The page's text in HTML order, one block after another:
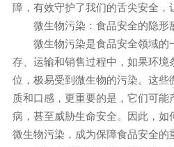
障，有效守护了我们的舌尖安全，
微生物污染：食品安全的隐形
微生物污染是食品安全领域的
存、运输和销售过程中，如果环境
位，极易受到微生物的污染。这些
质和口感，更重要的是，它们可能
病，甚至威胁生命安全。因此，如
微生物污染，成为保障食品安全的